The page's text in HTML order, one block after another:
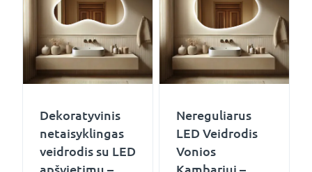
Dekoratyvinis
netaisyklingas
veidrodis su LED
apšvietimu –
Nereguliarus
LED Veidrodis
Vonios
Kambariui –